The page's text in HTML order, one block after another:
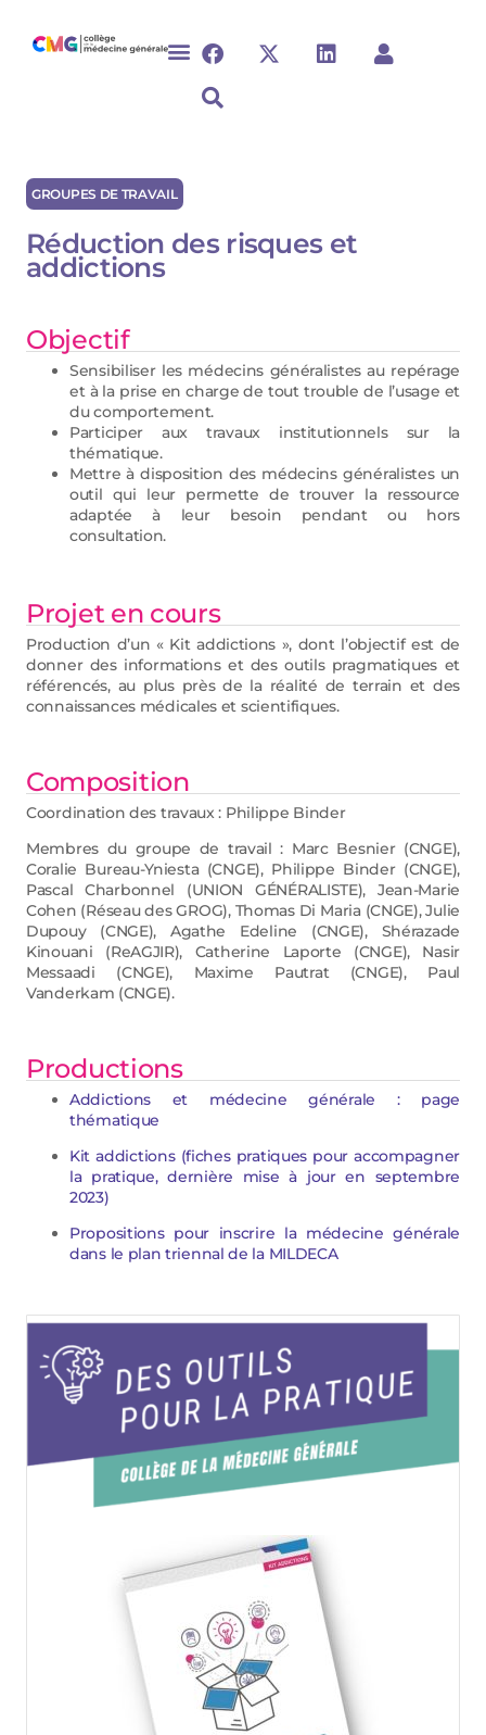
GROUPES DE TRAVAIL
Réduction des risques et
addictions
Objectif
Sensibiliser les médecins généralistes au repérage
et à la prise en charge de tout trouble de l’usage et
du comportement.
Participer aux travaux institutionnels sur la
thématique.
Mettre à disposition des médecins généralistes un
outil qui leur permette de trouver la ressource
adaptée à leur besoin pendant ou hors
consultation.
Projet en cours
Production d’un « Kit addictions », dont l’objectif est de
donner des informations et des outils pragmatiques et
référencés, au plus près de la réalité de terrain et des
connaissances médicales et scientifiques.
Composition
Coordination des travaux : Philippe Binder
Membres du groupe de travail : Marc Besnier (CNGE),
Coralie Bureau-Yniesta (CNGE), Philippe Binder (CNGE),
Pascal Charbonnel (UNION GÉNÉRALISTE), Jean-Marie
Cohen (Réseau des GROG), Thomas Di Maria (CNGE), Julie
Dupouy (CNGE), Agathe Edeline (CNGE), Shérazade
Kinouani (ReAGJIR), Catherine Laporte (CNGE), Nasir
Messaadi (CNGE), Maxime Pautrat (CNGE), Paul
Vanderkam (CNGE).
Productions
Addictions et médecine générale : page
thématique
Kit addictions (fiches pratiques pour accompagner
la pratique, dernière mise à jour en septembre
2023)
Propositions pour inscrire la médecine générale
dans le plan triennal de la MILDECA